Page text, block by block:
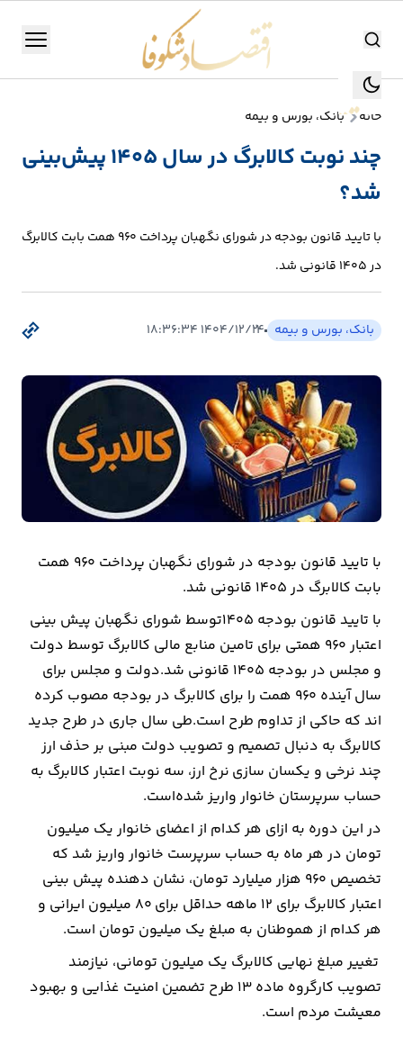
جستجو جستجو
منو
تولید
صنعت
انرژی
بانک،
بیمه
اقتصاد
جهان
و
تجارت
کشاورزی
راه
و
مسکن
اقتصاد
ایران
ارتباطات
خودرو
عمومی
نوتیف
شناور
خانه بانک، بورس و بیمه
چند نوبت کالابرگ در سال ۱۴۰۵ پیش‌بینی
شد؟
با تایید قانون بودجه در شورای نگهبان پرداخت ۹۶۰ همت بابت کالابرگ
در ۱۴۰۵ قانونی شد.
بانک، بورس و بیمه ۱۴۰۴/۱۲/۲۴ ۱۸:۳۶:۳۴
با تایید قانون بودجه در شورای نگهبان پرداخت ۹۶۰ همت
بابت کالابرگ در ۱۴۰۵ قانونی شد.
با تایید قانون بودجه 1405توسط شورای نگهبان پیش بینی
اعتبار 960 همتی برای تامین منابع مالی کالابرگ توسط دولت
و مجلس در بودجه 1405 قانونی شد.دولت و مجلس برای
سال آینده 960 همت را برای کالابرگ در بودجه مصوب کرده
اند که حاکی از تداوم طرح است.طی سال جاری در طرح جدید
کالابرگ به دنبال تصمیم و تصویب دولت مبنی بر حذف ارز
چند نرخی و یکسان سازی نرخ ارز، سه نوبت اعتبار کالابرگ به
حساب سرپرستان خانوار واریز شده‌است.
در این دوره به ازای هر کدام از اعضای خانوار یک میلیون
تومان در هر ماه به حساب سرپرست خانوار واریز شد که
تخصیص 960 هزار میلیارد تومان، نشان دهنده پیش بینی
اعتبار کالابرگ برای 12 ماهه حداقل برای 80 میلیون ایرانی و
هر کدام از هموطنان به مبلغ یک میلیون تومان است.
تغییر مبلغ نهایی کالابرگ یک میلیون تومانی، نیازمند
تصویب کارگروه ماده 13 طرح تضمین امنیت غذایی و بهبود
معیشت مردم است.